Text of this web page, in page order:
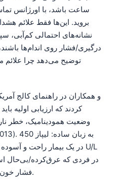
ساعت باشد، با اورژانس
بروید. این‌ها فقط علائم
نشانه‌های احتمالی کم‌آبی،
درگیری/فشار روی اندام‌ها
توضیح می‌دهد چرا علائم
کردند که ارزیابی اولیه
وضعیت همودینامیک، خطر
در فردی که عرق‌کرده/بی‌حال
فشار خون پایین دارد، کم‌فوریت‌تر باشد.